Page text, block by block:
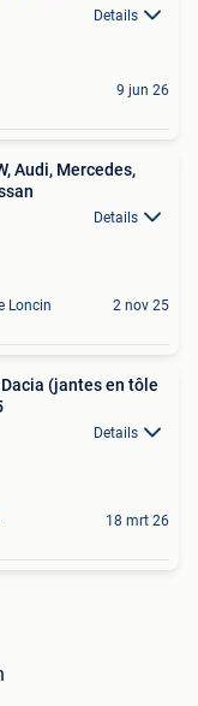
Details
9 jun 26
Audi, Mercedes,
Details
Loncin 2 nov 25
(jantes en tôle
Details
18 mrt 26